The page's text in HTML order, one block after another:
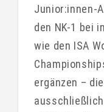
Junior:innen-
den NK-1 bei
wie den ISA
ergänzen –